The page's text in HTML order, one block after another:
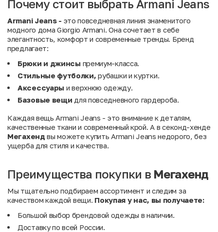
Почему стоит выбрать Armani Jeans
Armani Jeans - это повседневная линия знаменитого
модного дома Giorgio Armani. Она сочетает в себе
элегантность, комфорт и современные тренды. Бренд
предлагает:
Брюки и джинсы премиум-класса.
Стильные футболки,рубашки и куртки.
Аксессуары и верхнюю одежду.
Базовые вещи для повседневного гардероба.
Каждая вещь Armani Jeans - это внимание к деталям,
качественные ткани и современный крой. А в секонд-хенде
Мегахенд вы можете купить Armani Jeans недорого, без
ущерба для стиля и качества.
Преимущества покупки в Мегахенд
Мы тщательно подбираем ассортимент и следим за
качеством каждой вещи. Покупая у нас, вы получаете:
Большой выбор брендовой одежды в наличии.
Доставку по всей России.